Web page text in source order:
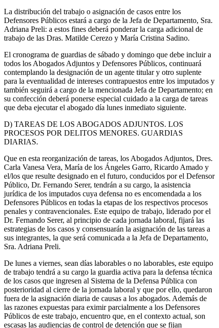
La distribución del trabajo o asignación de casos entre los
Defensores Públicos estará a cargo de la Jefa de Departamento, Sra.
Adriana Preli: a estos fines deberá ponderar la carga adicional de
trabajo de las Dras. Matilde Cerezo y María Cristina Sadino.
El cronograma de guardias de sábado y domingo que debe incluir a
todos los Abogados Adjuntos y Defensores Públicos, continuará
contemplando la designación de un agente titular y otro suplente
para la eventualidad de intereses contrapuestos entre los imputados y
también seguirá a cargo de la mencionada Jefa de Departamento; en
su confección deberá ponerse especial cuidado a la carga de tareas
que deba ejecutar el abogado día lunes inmediato siguiente.
D) TAREAS DE LOS ABOGADOS ADJUNTOS. LOS
PROCESOS POR DELITOS MENORES. GUARDIAS
DIARIAS.
Que en esta reorganización de tareas, los Abogados Adjuntos, Dres.
Carla Vanesa Vera, María de los Ángeles Garro, Ricardo Amado y
el/los que resulte designado en el futuro, conducidos por el Defensor
Público, Dr. Fernando Serer, tendrán a su cargo, la asistencia
jurídica de los imputados cuya defensa no es encomendada a los
Defensores Públicos en todas la etapas de los respectivos procesos
penales y contravencionales. Este equipo de trabajo, liderado por el
Dr. Fernando Serer, al principio de cada jornada laboral, fijará las
estrategias de los casos y consensuarán la asignación de las tareas a
sus integrantes, la que será comunicada a la Jefa de Departamento,
Sra. Adriana Preli.
De lunes a viernes, sean días laborables o no laborables, este equipo
de trabajo tendrá a su cargo la guardia activa para la defensa técnica
de los casos que ingresen al Sistema de la Defensa Pública con
posterioridad al cierre de la jornada laboral y que por ello, quedaron
fuera de la asignación diaria de causas a los abogados. Además de
las razones expuestas para eximir parcialmente a los Defensores
Públicos de este trabajo, encuentro que, en el contexto actual, son
escasas las audiencias de control de detención que se fijan